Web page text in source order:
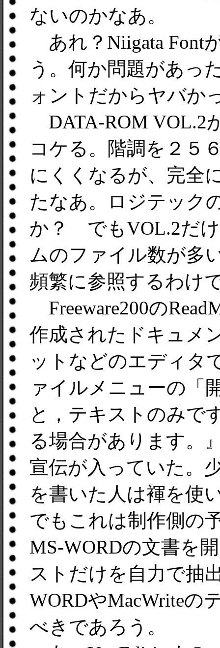
ないのかなあ。
あれ？Niigata Font
う。何か問題があっ
ォントだからヤバか
DATA-ROM VOL.2
コケる。階調を２５
にくくなるが、完全
たなあ。ロジテック
か？ でもVOL.2だ
ムのファイル数が多
頻繁に参照するわけ
Freeware200の
作成されたドキュメ
ットなどのエディタ
ァイルメニューの「
と，テキストのみで
る場合があります。
宣伝が入っていた。
を書いた人は褌を使
でもこれは制作側の
MS-WORDの文書を
ストだけを自力で抽
WORDやMacWriteの
べきであろう。